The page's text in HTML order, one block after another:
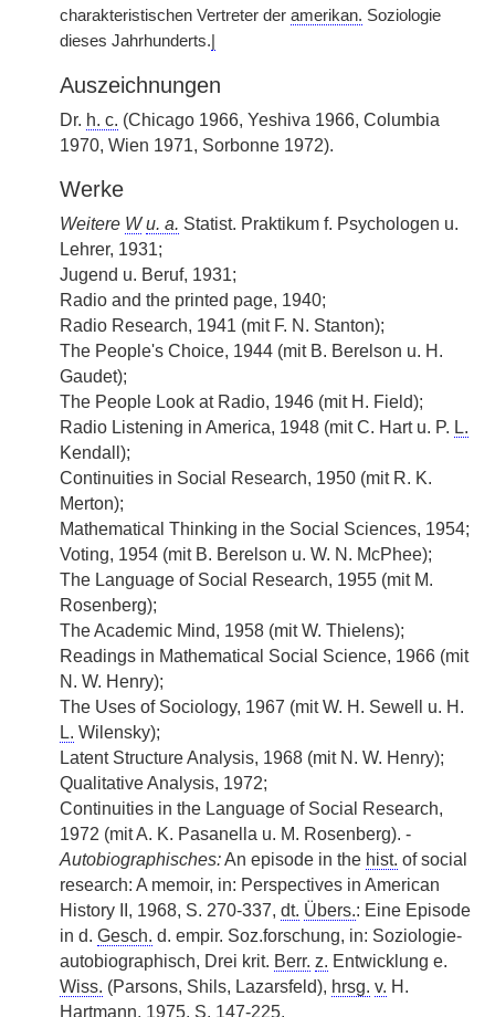
charakteristischen Vertreter der amerikan. Soziologie
dieses Jahrhunderts.
Auszeichnungen
Dr. h. c. (Chicago 1966, Yeshiva 1966, Columbia
1970, Wien 1971, Sorbonne 1972).
Werke
Weitere W u. a. Statist. Praktikum f. Psychologen u.
Lehrer, 1931;
Jugend u. Beruf, 1931;
Radio and the printed page, 1940;
Radio Research, 1941 (mit F. N. Stanton);
The People's Choice, 1944 (mit B. Berelson u. H.
Gaudet);
The People Look at Radio, 1946 (mit H. Field);
Radio Listening in America, 1948 (mit C. Hart u. P. L.
Kendall);
Continuities in Social Research, 1950 (mit R. K.
Merton);
Mathematical Thinking in the Social Sciences, 1954;
Voting, 1954 (mit B. Berelson u. W. N. McPhee);
The Language of Social Research, 1955 (mit M.
Rosenberg);
The Academic Mind, 1958 (mit W. Thielens);
Readings in Mathematical Social Science, 1966 (mit
N. W. Henry);
The Uses of Sociology, 1967 (mit W. H. Sewell u. H.
L. Wilensky);
Latent Structure Analysis, 1968 (mit N. W. Henry);
Qualitative Analysis, 1972;
Continuities in the Language of Social Research,
1972 (mit A. K. Pasanella u. M. Rosenberg). -
Autobiographisches:An episode in the hist. of social
research: A memoir, in: Perspectives in American
History II, 1968, S. 270-337, dt. Übers.: Eine Episode
in d. Gesch. d. empir. Soz.forschung, in: Soziologie-
autobiographisch, Drei krit. Berr. z. Entwicklung e.
Wiss. (Parsons, Shils, Lazarsfeld), hrsg. v. H.
Hartmann, 1975, S. 147-225.